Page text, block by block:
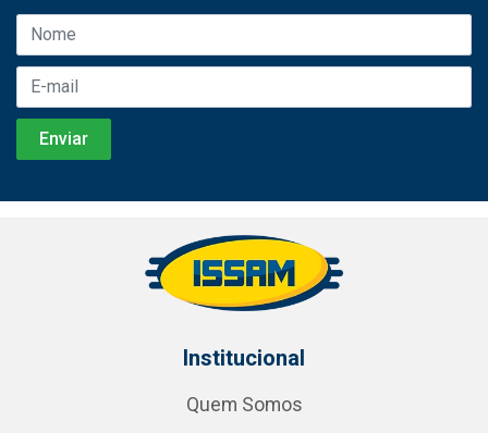
Institucional
Quem Somos